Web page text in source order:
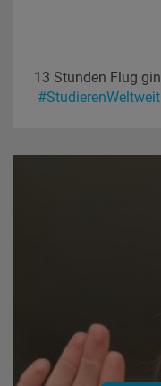
13 Stunden Flug
#StudierenWeltweit